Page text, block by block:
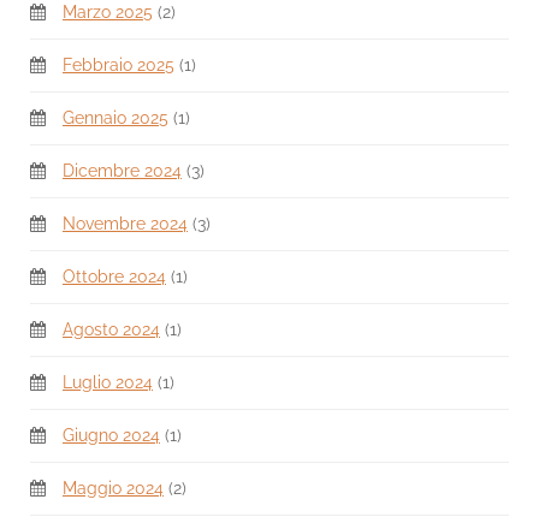
Marzo 2025 (2)
Febbraio 2025 (1)
Gennaio 2025 (1)
Dicembre 2024 (3)
Novembre 2024 (3)
Ottobre 2024 (1)
Agosto 2024 (1)
Luglio 2024 (1)
Giugno 2024 (1)
Maggio 2024 (2)